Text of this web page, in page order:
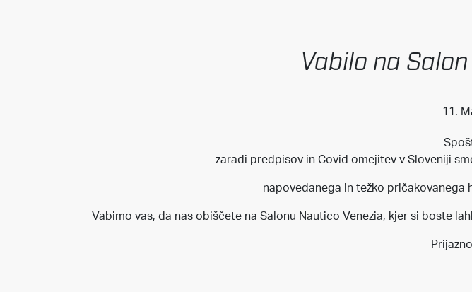
Vabilo na
11.
zaradi predpisov in Covid omejitev v Sloveniji
napovedanega in težko pričakovanega
Vabimo vas, da nas obiščete na Salonu Nautico Venezia, kjer si boste